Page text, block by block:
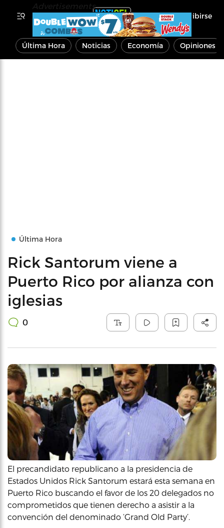
Inscribirse
Última Hora Noticias Economía Opiniones
Última Hora
Rick Santorum viene a
Puerto Rico por alianza con
iglesias
0
El precandidato republicano a la presidencia de
Estados Unidos Rick Santorum estará esta semana en
Puerto Rico buscando el favor de los 20 delegados no
comprometidos que tienen derecho a asistir a la
convención del denominado ‘Grand Old Party’.
Advertisements